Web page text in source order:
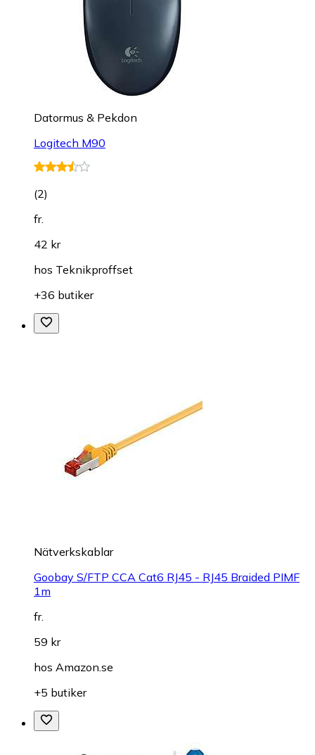
Datormus & Pekdon
Logitech M90
(2)
fr.
42 kr
hos Teknikproffset
+36 butiker
Nätverkskablar
Goobay S/FTP CCA Cat6 RJ45 - RJ45 Braided PIMF
1m
fr.
59 kr
hos Amazon.se
+5 butiker